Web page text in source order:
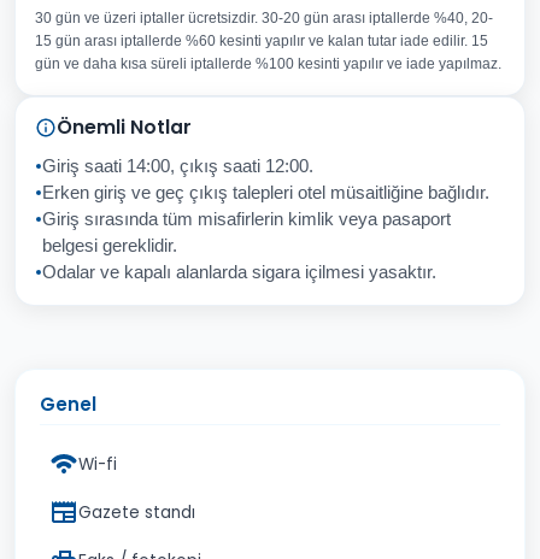
E-posta Adresiniz
Konu
Sorunuz
İptal Gönder
30 gün ve üzeri iptaller ücretsizdir. 30-20 gün arası iptallerde %40, 20-
15 gün arası iptallerde %60 kesinti yapılır ve kalan tutar iade edilir. 15
gün ve daha kısa süreli iptallerde %100 kesinti yapılır ve iade yapılmaz.
Önemli Notlar
Giriş saati 14:00, çıkış saati 12:00.
Erken giriş ve geç çıkış talepleri otel müsaitliğine bağlıdır.
Giriş sırasında tüm misafirlerin kimlik veya pasaport
belgesi gereklidir.
Odalar ve kapalı alanlarda sigara içilmesi yasaktır.
Genel
Wi-fi
Gazete standı